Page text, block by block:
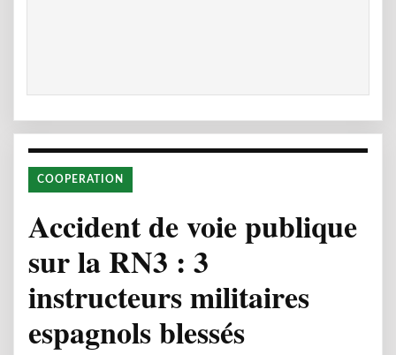
COOPERATION
Accident de voie publique
sur la RN3 : 3
instructeurs militaires
espagnols blessés